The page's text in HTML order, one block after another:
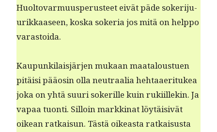
Huolto­var­muus­pe­rus­teet eivät päde sok­er­i­ju­
urikkaaseen, kos­ka sok­e­ria jos mitä on help­po
varastoida.
Kaupunki­laisjär­jen mukaan maat­aloustuen
pitäisi pääosin olla neu­traalia hehtaaer­itukea
joka on yhtä suuri sok­er­ille kuin ruki­illekin. Ja
vapaa tuon­ti. Sil­loin markki­nat löytäi­sivät
oikean ratkaisun. Tästä oikeas­ta ratkais­us­ta